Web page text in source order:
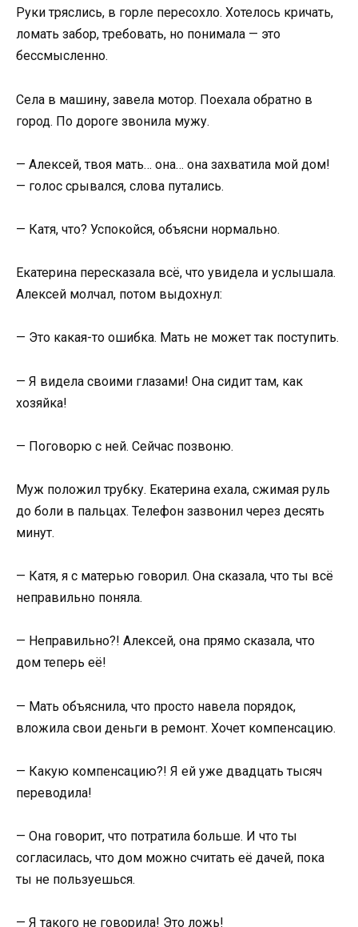
Руки тряслись, в горле пересохло. Хотелось кричать,
ломать забор, требовать, но понимала — это
бессмысленно.
Села в машину, завела мотор. Поехала обратно в
город. По дороге звонила мужу.
— Алексей, твоя мать… она… она захватила мой дом!
— голос срывался, слова путались.
— Катя, что? Успокойся, объясни нормально.
Екатерина пересказала всё, что увидела и услышала.
Алексей молчал, потом выдохнул:
— Это какая-то ошибка. Мать не может так поступить.
— Я видела своими глазами! Она сидит там, как
хозяйка!
— Поговорю с ней. Сейчас позвоню.
Муж положил трубку. Екатерина ехала, сжимая руль
до боли в пальцах. Телефон зазвонил через десять
минут.
— Катя, я с матерью говорил. Она сказала, что ты всё
неправильно поняла.
— Неправильно?! Алексей, она прямо сказала, что
дом теперь её!
— Мать объяснила, что просто навела порядок,
вложила свои деньги в ремонт. Хочет компенсацию.
— Какую компенсацию?! Я ей уже двадцать тысяч
переводила!
— Она говорит, что потратила больше. И что ты
согласилась, что дом можно считать её дачей, пока
ты не пользуешься.
— Я такого не говорила! Это ложь!